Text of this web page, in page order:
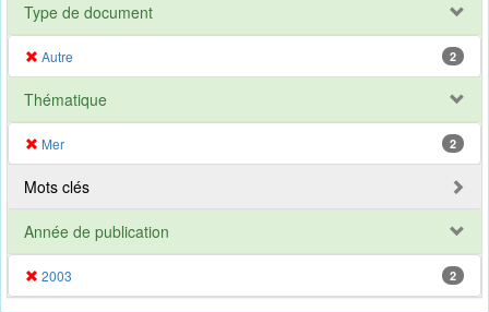
Type de document
Autre 2
Thématique
Mer 2
Mots clés
Année de publication
2003 2